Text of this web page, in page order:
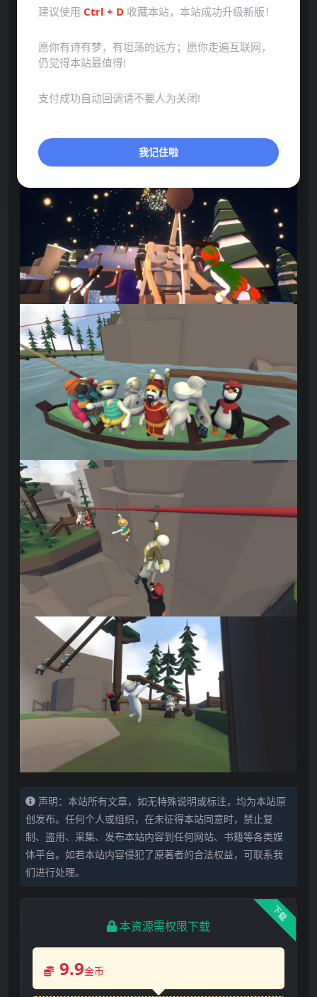
声明：本站所有文章，如无特殊说明或标注，均为本站原
创发布。任何个人或组织，在未征得本站同意时，禁止复
制、盗用、采集、发布本站内容到任何网站、书籍等各类媒
体平台。如若本站内容侵犯了原著者的合法权益，可联系我
们进行处理。
下载
本资源需权限下载
9.9金币
建议使用 Ctrl + D 收藏本站，本站成功升级新版！
愿你有诗有梦，有坦荡的远方；愿你走遍互联网，
仍觉得本站最值得!
支付成功自动回调请不要人为关闭!
我记住啦